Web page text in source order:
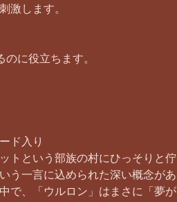
激します。
に役立ちます。
ド入り
トという部族の村にひっそりと佇
う一言に込められた深い概念があ
で、「ウルロン」はまさに「夢が